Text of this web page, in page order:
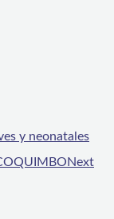
y neonatales
Next